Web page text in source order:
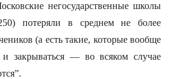
негосударственные школы
потеряли в среднем не более
(а есть такие, которые вообще
закрываться — во всяком случае